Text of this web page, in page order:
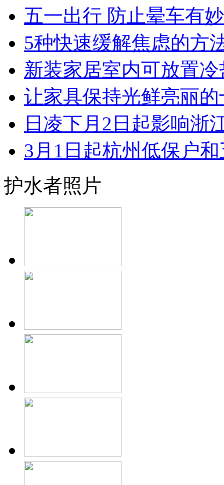
五一出行 防止晕车有
5种快速缓解焦虑的方
新装家居室内可放置
让家具保持光鲜亮丽
日凌下月2日起影响浙
3月1日起杭州低保户
护水者照片